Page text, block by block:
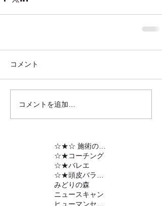
コメント
コメントを追加…
☆★コーチング
☆★バレエ
みどりの森
ニュースキャン